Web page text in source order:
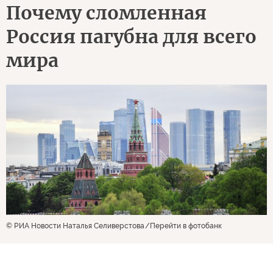
Почему сломленная
Россия пагубна для всего
мира
© РИА Новости Наталья Селиверстова Перейти в фотобанк